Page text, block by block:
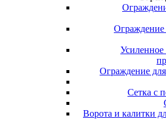
Ограждение
Усиленное
Ограждение
Сетка с
Ворота и калитки